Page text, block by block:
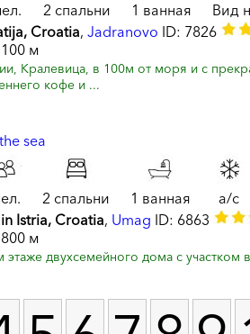
2 спальни 1 ванная
Вид
Croatia, Jadranovo ID: 7826
м
Кралевица, в 100м от моря и с
кофе и ...
2 спальни 1 ванная
a/c
Istria, Croatia, Umag ID: 6863
м
двухсемейного дома с